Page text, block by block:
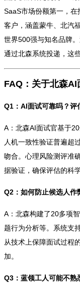
SaaS市场份额第一，
客户，涵盖蒙牛、北汽
世界500强与知名品牌
通过北森系统投递，这
FAQ：关于北森
Q1：AI面试可靠吗？评
A：北森AI面试官基于
人机一致性验证普遍超
吻合。心理风险测评准
据验证，确保评估的科
Q2：如何防止候选人作
A：北森构建了20多项
题行为分析等。系统支
从技术上保障面试过程
加。
Q3：蓝领工人可能不熟